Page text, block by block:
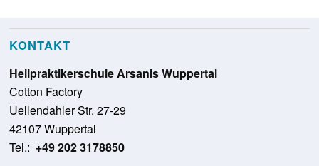
KONTAKT
Heilpraktikerschule Arsanis Wuppertal
Cotton Factory
Uellendahler Str. 27-29
42107 Wuppertal
Tel.: +49 202 3178850